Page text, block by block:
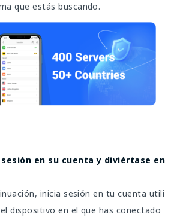
que estás buscando.
en su cuenta y diviértase en
inicia sesión en tu cuenta utili
dispositivo en el que has conectado